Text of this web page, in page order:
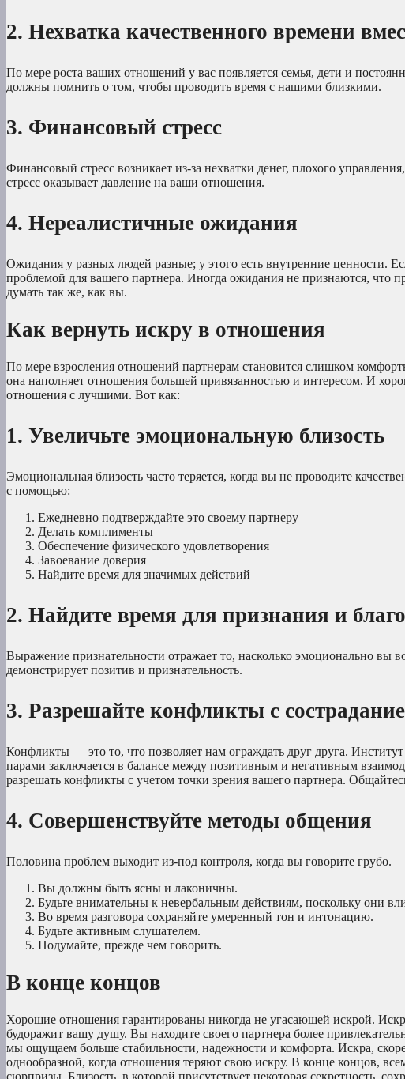
2. Нехватка качественного времени
По мере роста ваших отношений у вас появляется семья, дети и
должны помнить о том, чтобы проводить время с нашими близкими.
3. Финансовый стресс
Финансовый стресс возникает из-за нехватки денег, плохого
стресс оказывает давление на ваши отношения.
4. Нереалистичные ожидания
Ожидания у разных людей разные; у этого есть внутренние ценности.
проблемой для вашего партнера. Иногда ожидания не признаются, что
думать так же, как вы.
Как вернуть искру в отношения
По мере взросления отношений партнерам становится слишком
она наполняет отношения большей привязанностью и интересом. И
отношения с лучшими. Вот как:
1. Увеличьте эмоциональную близость
Эмоциональная близость часто теряется, когда вы не проводите
с помощью:
Ежедневно подтверждайте это своему партнеру
Делать комплименты
Обеспечение физического удовлетворения
Завоевание доверия
Найдите время для значимых действий
2. Найдите время для признания и
Выражение признательности отражает то, насколько эмоционально вы
демонстрирует позитив и признательность.
3. Разрешайте конфликты с
Конфликты — это то, что позволяет нам ограждать друг друга.
парами заключается в балансе между позитивным и негативным
разрешать конфликты с учетом точки зрения вашего партнера.
4. Совершенствуйте методы общения
Половина проблем выходит из-под контроля, когда вы говорите грубо.
Вы должны быть ясны и лаконичны.
Будьте внимательны к невербальным действиям, поскольку они
Во время разговора сохраняйте умеренный тон и интонацию.
Будьте активным слушателем.
Подумайте, прежде чем говорить.
В конце концов
Хорошие отношения гарантированы никогда не угасающей искрой.
будоражит вашу душу. Вы находите своего партнера более
мы ощущаем больше стабильности, надежности и комфорта. Искра,
однообразной, когда отношения теряют свою искру. В конце концов,
сюрпризы. Близость, в которой присутствует некоторая секретность,